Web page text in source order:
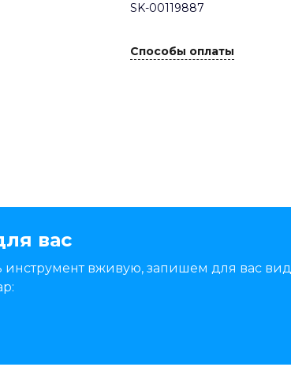
SK-00119887
Способы оплаты
вас
вживую, запишем для вас